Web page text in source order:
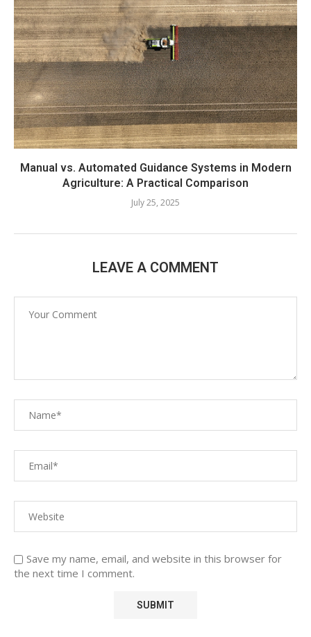
Manual vs. Automated Guidance Systems in Modern
Agriculture: A Practical Comparison
July 25, 2025
LEAVE A COMMENT
Save my name, email, and website in this browser for
the next time I comment.